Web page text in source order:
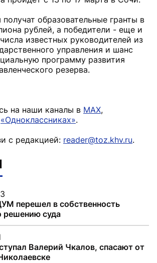
образовательные гранты в
рублей, а победители - еще и
известных руководителей из
управления и шанс
программу развития
резерва.
на наши каналы в MAX,
«Одноклассниках».
с редакцией: reader@toz.khv.ru.
перешел в собственность
решению суда
Валерий Чкалов, спасают от